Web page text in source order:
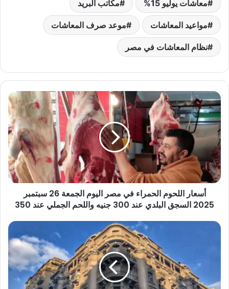
معاشات يوليو 15% مكاتب البريد
مواعيد المعاشات موعد صرف المعاشات
نظام المعاشات في مصر
أسعار
اللحوم
الحمراء
في
مصر
اليوم
الجمعة
26
سبتمبر
2025
السجق
عند
عند
أسعار اللحوم الحمراء في مصر اليوم الجمعة 26 سبتمبر
2025 السجق البلدي عند 300 جنيه واللحم الجملي عند 350
قانون
المستأجر